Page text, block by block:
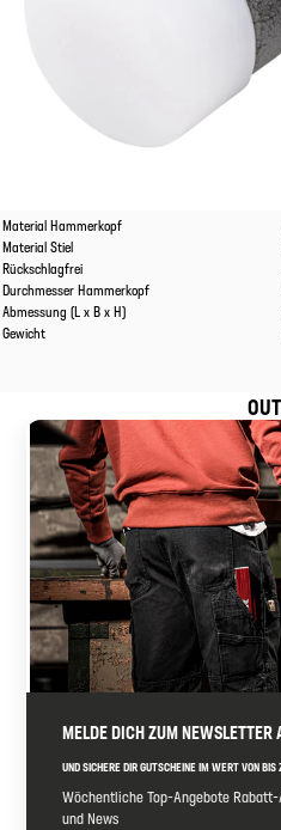
EigenschaftenWerte
Material Hammerkopf
Material Stiel
Rückschlagfrei
Durchmesser Hammerkopf
Abmessung (L x B x H)
Gewicht
MELDE DICH ZUM NEWSLETTER
UND SICHERE DIR GUTSCHEINE IM WERT VON
Wöchentliche Top-Angebote
und News